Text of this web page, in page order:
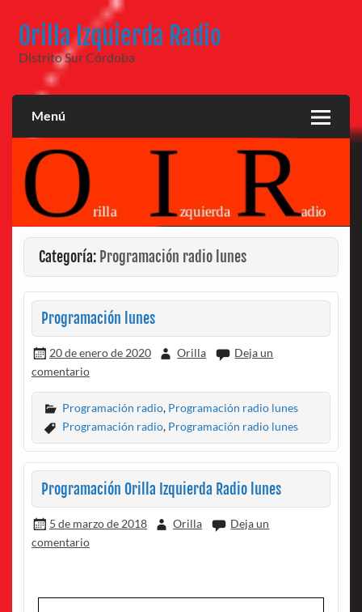
contenido
Orilla Izquierda Radio
Distrito Sur Córdoba
Menú
Categoría: Programación radio lunes
Programación lunes
20 de enero de 2020 Orilla
Deja un
comentario
Programación radio, Programación radio lunes
Programación radio, Programación radio lunes
Programación Orilla Izquierda Radio lunes
5 de marzo de 2018 Orilla
Deja un
comentario